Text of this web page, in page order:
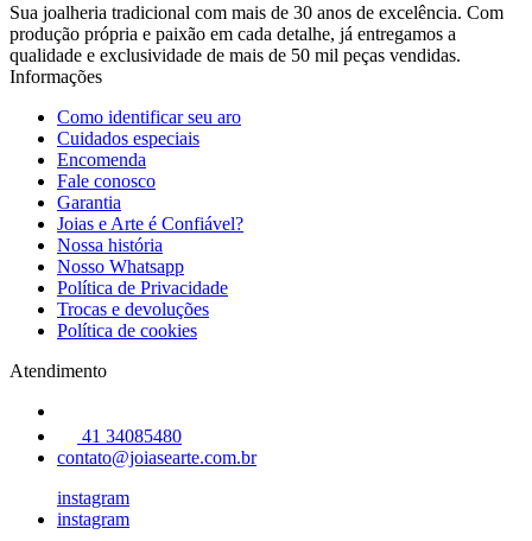
Sua joalheria tradicional com mais de 30 anos de excelência. Com
produção própria e paixão em cada detalhe, já entregamos a
qualidade e exclusividade de mais de 50 mil peças vendidas.
Informações
Como identificar seu aro
Cuidados especiais
Encomenda
Fale conosco
Garantia
Joias e Arte é Confiável?
Nossa história
Nosso Whatsapp
Política de Privacidade
Trocas e devoluções
Política de cookies
Atendimento
41 34085480
contato@joiasearte.com.br
instagram
instagram